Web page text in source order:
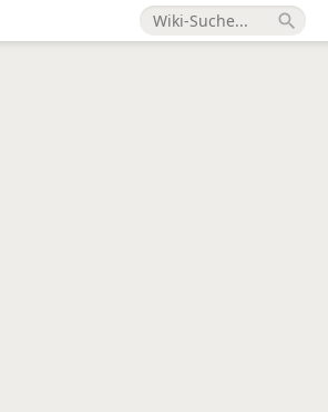
search